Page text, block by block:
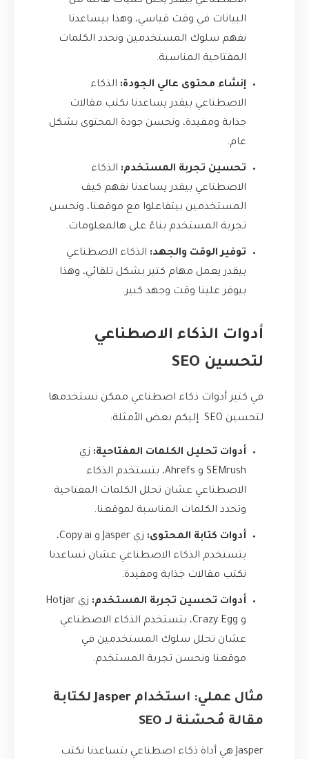
البيانات في وقت قياسي، وهذا بيساعدنا
نفهم سلوك المستخدمين ونحدد الكلمات
المفتاحية المناسبة.
إنشاء محتوى عالي الجودة: الذكاء
الاصطناعي بيقدر يساعدنا نكتب مقالات
جذابة ومفيدة، ونحسن جودة المحتوى بشكل
عام.
تحسين تجربة المستخدم: الذكاء
الاصطناعي بيقدر يساعدنا نفهم كيف
المستخدمين بيتفاعلوا مع موقعنا، ونحسن
تجربة المستخدم بناءً على هالمعلومات.
توفير الوقت والجهد: الذكاء الاصطناعي
بيقدر يعمل مهام كتير بشكل تلقائي، وهذا
بيوفر علينا وقت وجهد كبير.
أدوات الذكاء الاصطناعي
لتحسين SEO
في كتير أدوات ذكاء اصطناعي ممكن نستخدمها
لتحسين SEO. إليكم بعض الأمثلة:
أدوات تحليل الكلمات المفتاحية: زي
SEMrush و Ahrefs، بتستخدم الذكاء
الاصطناعي عشان تحلل الكلمات المفتاحية
وتحدد الكلمات المناسبة لموقعنا.
أدوات كتابة المحتوى:
زي Jasper و Copy.ai،
بتستخدم الذكاء الاصطناعي عشان تساعدنا
نكتب مقالات جذابة ومفيدة.
أدوات تحسين تجربة المستخدم:
زي Hotjar
و Crazy Egg، بتستخدم الذكاء الاصطناعي
عشان تحلل سلوك المستخدمين في
موقعنا ونحسن تجربة المستخدم.
مثال عملي: استخدام Jasper لكتابة
مقالة مُحسّنة لـ SEO
Jasper هي أداة ذكاء اصطناعي بتساعدنا نكتب